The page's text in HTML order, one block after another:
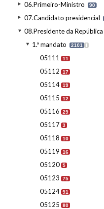
06.Primeiro-Ministro 90
07.Candidato presidencial
08.Presidente da República
1.º mandato 2101 I
05111 11
05112 17
05114 19
05115 12
05116 29
05117 3
05118 10
05119 16
05120 5
05123 75
05124 91
05125 80